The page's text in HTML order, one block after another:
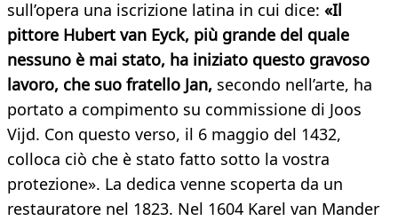
sull’opera una iscrizione latina in cui dice: «Il
pittore Hubert van Eyck, più grande del quale
nessuno è mai stato, ha iniziato questo gravoso
lavoro, che suo fratello Jan, secondo nell’arte, ha
portato a compimento su commissione di Joos
Vijd. Con questo verso, il 6 maggio del 1432,
colloca ciò che è stato fatto sotto la vostra
protezione». La dedica venne scoperta da un
restauratore nel 1823. Nel 1604 Karel van Mander